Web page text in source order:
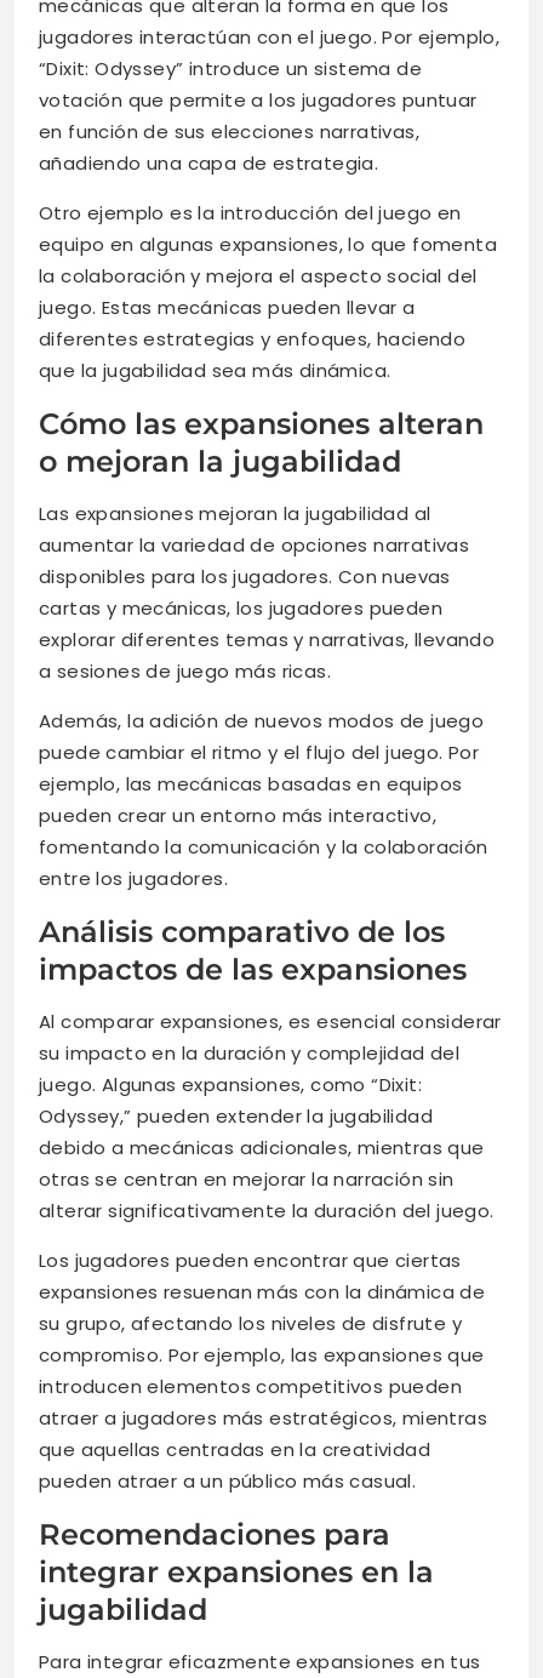
mecánicas que alteran la forma en que los
jugadores interactúan con el juego. Por ejemplo,
“Dixit: Odyssey” introduce un sistema de
votación que permite a los jugadores puntuar
en función de sus elecciones narrativas,
añadiendo una capa de estrategia.
Otro ejemplo es la introducción del juego en
equipo en algunas expansiones, lo que fomenta
la colaboración y mejora el aspecto social del
juego. Estas mecánicas pueden llevar a
diferentes estrategias y enfoques, haciendo
que la jugabilidad sea más dinámica.
Cómo las expansiones alteran
o mejoran la jugabilidad
Las expansiones mejoran la jugabilidad al
aumentar la variedad de opciones narrativas
disponibles para los jugadores. Con nuevas
cartas y mecánicas, los jugadores pueden
explorar diferentes temas y narrativas, llevando
a sesiones de juego más ricas.
Además, la adición de nuevos modos de juego
puede cambiar el ritmo y el flujo del juego. Por
ejemplo, las mecánicas basadas en equipos
pueden crear un entorno más interactivo,
fomentando la comunicación y la colaboración
entre los jugadores.
Análisis comparativo de los
impactos de las expansiones
Al comparar expansiones, es esencial considerar
su impacto en la duración y complejidad del
juego. Algunas expansiones, como “Dixit:
Odyssey,” pueden extender la jugabilidad
debido a mecánicas adicionales, mientras que
otras se centran en mejorar la narración sin
alterar significativamente la duración del juego.
Los jugadores pueden encontrar que ciertas
expansiones resuenan más con la dinámica de
su grupo, afectando los niveles de disfrute y
compromiso. Por ejemplo, las expansiones que
introducen elementos competitivos pueden
atraer a jugadores más estratégicos, mientras
que aquellas centradas en la creatividad
pueden atraer a un público más casual.
Recomendaciones para
integrar expansiones en la
jugabilidad
Para integrar eficazmente expansiones en tus